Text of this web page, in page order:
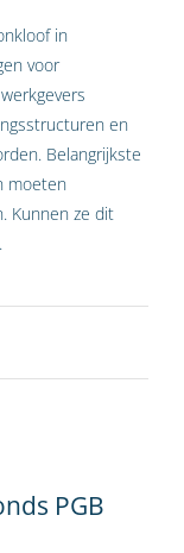
in
voor
en
Belangrijkste
moeten
Kunnen ze dit
PGB